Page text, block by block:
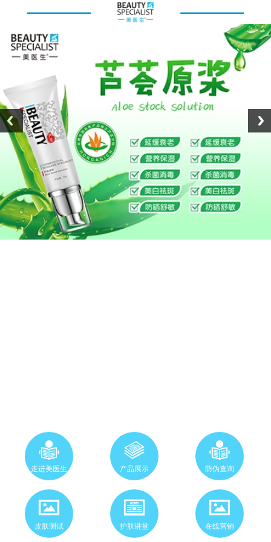
走进美医生 产品展示 防伪查询
皮肤测试 护肤讲堂 在线营销